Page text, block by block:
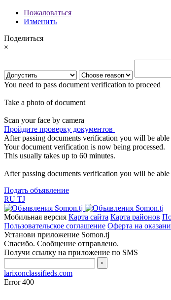
Пожаловаться
Изменить
Поделиться
×
You need to pass document verification to proceed
Take a photo of document
Scan your face by camera
Пройдите проверку документов
After passing documents verification you will be able
Your document verification is now being processed.
This usually takes up to 60 minutes.
After passing documents verification you will be able
Подать объявление
RU TJ
Мобильная версия Карта сайта Карта районов
Пользовательское соглашение Оферта на
Установи приложение Somon.tj
Спасибо. Сообщение отправлено.
Получи ссылку на приложение по SMS
‣
larixonclassifieds.com
Error 400